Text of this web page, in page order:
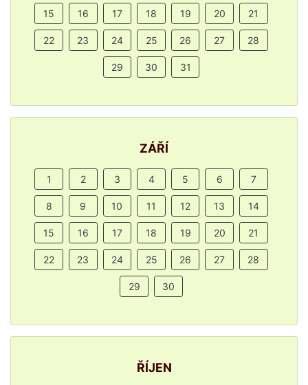
15 16 17 18 19 20 21
22 23 24 25 26 27 28
29 30 31
ZÁŘÍ
1 2 3 4 5 6 7
8 9 10 11 12 13 14
15 16 17 18 19 20 21
22 23 24 25 26 27 28
29 30
ŘÍJEN